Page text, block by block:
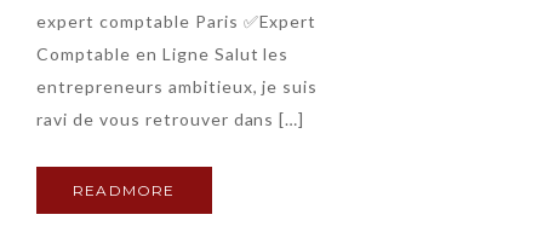
expert comptable Paris ✅Expert
Comptable en Ligne Salut les
entrepreneurs ambitieux, je suis
ravi de vous retrouver dans […]
READMORE